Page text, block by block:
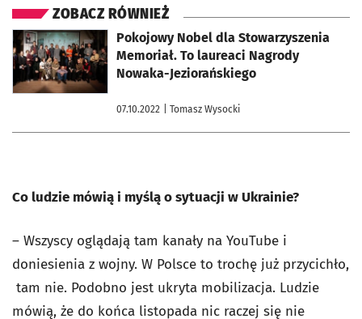
ZOBACZ RÓWNIEŻ
Pokojowy Nobel dla Stowarzyszenia
Memoriał. To laureaci Nagrody
Nowaka-Jeziorańskiego
07.10.2022 | Tomasz Wysocki
otworzy się w nowej karcie
Co ludzie mówią i myślą o sytuacji w Ukrainie?
– Wszyscy oglądają tam kanały na YouTube i
doniesienia z wojny. W Polsce to trochę już przycichło,
tam nie. Podobno jest ukryta mobilizacja. Ludzie
mówią, że do końca listopada nic raczej się nie